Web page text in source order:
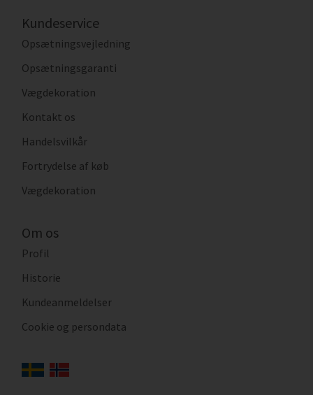
Kundeservice
Opsætningsvejledning
Opsætningsgaranti
Vægdekoration
Kontakt os
Handelsvilkår
Fortrydelse af køb
Vægdekoration
Om os
Profil
Historie
Kundeanmeldelser
Cookie og persondata